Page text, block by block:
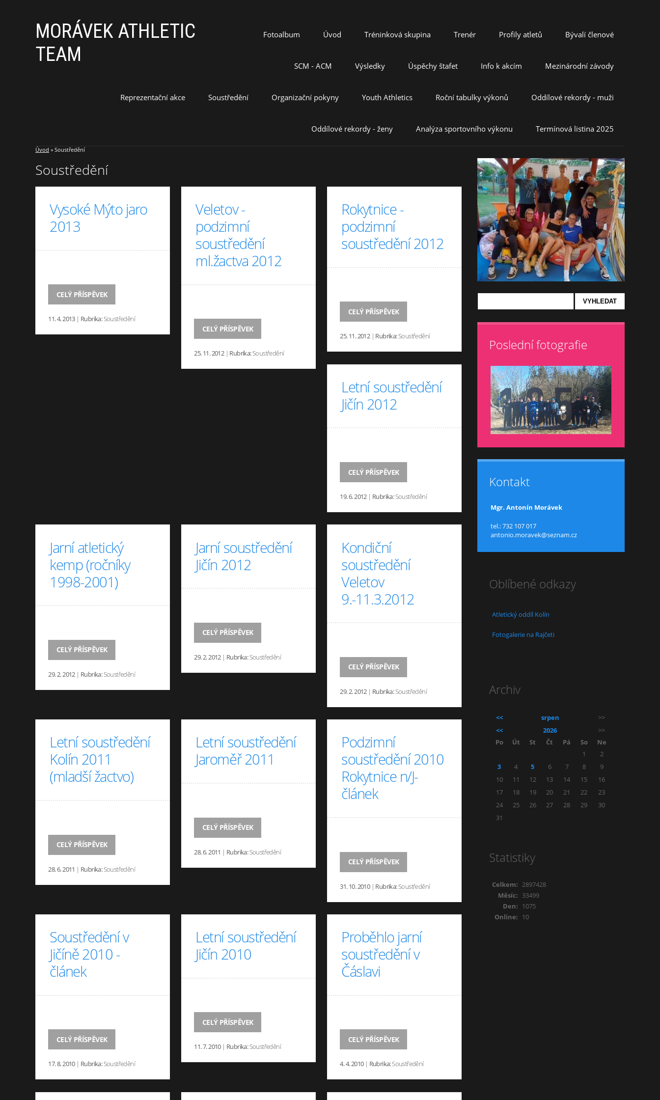
MORÁVEK ATHLETIC
TEAM
Fotoalbum Úvod Tréninková skupina Trenér Profily atletů Bývalí členové
SCM - ACM Výsledky Úspěchy štafet Info k akcím Mezinárodní závody
Reprezentační akce Soustředění Organizační pokyny Youth Athletics Roční tabulky výkonů Oddílové rekordy - muži
Oddílové rekordy - ženy Analýza sportovního výkonu Termínová listina 2025
Úvod » Soustředění
Soustředění
Vysoké Mýto jaro
2013
CELÝ PŘÍSPĚVEK
11. 4. 2013 | Rubrika:Soustředění
Veletov -
podzimní
soustředění
ml.žactva 2012
CELÝ PŘÍSPĚVEK
25. 11. 2012 | Rubrika:Soustředění
Rokytnice -
podzimní
soustředění 2012
CELÝ PŘÍSPĚVEK
25. 11. 2012 | Rubrika:Soustředění
Letní soustředění
Jičín 2012
CELÝ PŘÍSPĚVEK
19. 6. 2012 | Rubrika:Soustředění
Jarní atletický
kemp (ročníky
1998-2001)
CELÝ PŘÍSPĚVEK
29. 2. 2012 | Rubrika:Soustředění
Jarní soustředění
Jičín 2012
CELÝ PŘÍSPĚVEK
29. 2. 2012 | Rubrika:Soustředění
Kondiční
soustředění
Veletov
9.-11.3.2012
CELÝ PŘÍSPĚVEK
29. 2. 2012 | Rubrika:Soustředění
Letní soustředění
Kolín 2011
(mladší žactvo)
CELÝ PŘÍSPĚVEK
28. 6. 2011 | Rubrika: Soustředění
Letní soustředění
Jaroměř 2011
CELÝ PŘÍSPĚVEK
28. 6. 2011 | Rubrika: Soustředění
Podzimní
soustředění 2010
Rokytnice n/J-
článek
CELÝ PŘÍSPĚVEK
31. 10. 2010 | Rubrika:Soustředění
Soustředění v
Jičíně 2010 -
článek
CELÝ PŘÍSPĚVEK
17. 8. 2010 | Rubrika:Soustředění
Letní soustředění
Jičín 2010
CELÝ PŘÍSPĚVEK
11. 7. 2010 | Rubrika:Soustředění
Proběhlo jarní
soustředění v
Čáslavi
CELÝ PŘÍSPĚVEK
4. 4. 2010 | Rubrika:Soustředění
Poslední fotografie
Kontakt
Mgr. Antonín Morávek
tel.: 732 107 017
antonio.moravek@seznam.cz
Oblíbené odkazy
Atletický oddíl Kolín
Fotogalerie na Rajčeti
Archiv
<< srpen
>>
<<
2026
>>
Po
Út St Čt Pá So
Ne
1
2
3
4 5 6 7 8
9
10
11 12 13 14 15
16
17
18 19 20 21 22
23
24
25 26 27 28 29
30
31
Statistiky
Online: 10
Celkem: 2897428
Měsíc: 33499
Den: 1075